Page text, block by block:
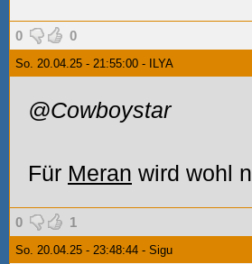
0 0
So. 20.04.25 - 21:55:00 - ILYA
@Cowboystar
Für Meran wird wohl
0 1
So. 20.04.25 - 23:48:44 - Sigu